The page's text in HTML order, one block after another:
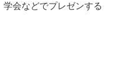
会などでプレゼンする